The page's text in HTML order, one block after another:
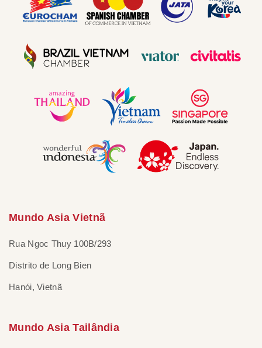
Mundo Asia Vietnã
Rua Ngoc Thuy 100B/293
Distrito de Long Bien
Hanói, Vietnã
Mundo Asia Tailândia